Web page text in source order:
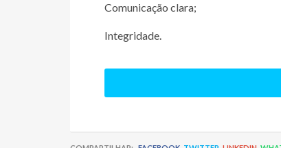
Comunicação clara;
Integridade.